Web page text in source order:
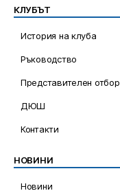
КЛУБЪТ
История на клуба
Ръководство
Представителен отбор
ДЮШ
Контакти
НОВИНИ
Новини